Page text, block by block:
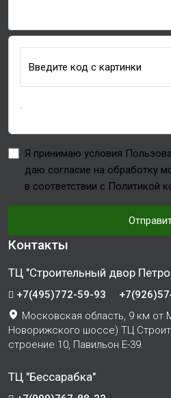
Введите код с картинки
Я принимаю условия
даю согласие на обработку
в соответствии с Политикой
Контакты
ТЦ "Строительный двор
+7(495)772-59-93
Московская область, 9 км от
Новорижского шоссе) ТЦ
строение 10, Павильон Е-39.
ТЦ "Бессарабка"